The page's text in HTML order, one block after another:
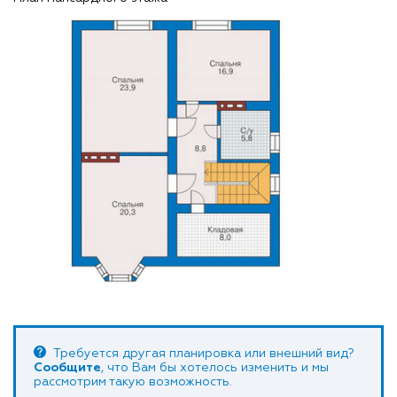
Требуется другая планировка или внешний вид?
Сообщите, что Вам бы хотелось изменить и мы
рассмотрим такую возможность.